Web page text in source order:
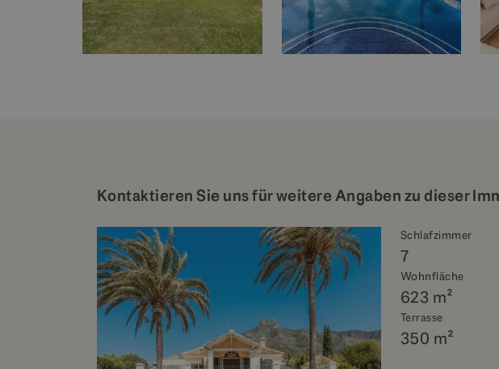
Kontaktieren Sie uns für weitere Angaben zu dieser
Schlafzimmer
7
Wohnfläche
623 m²
Terrasse
350 m²